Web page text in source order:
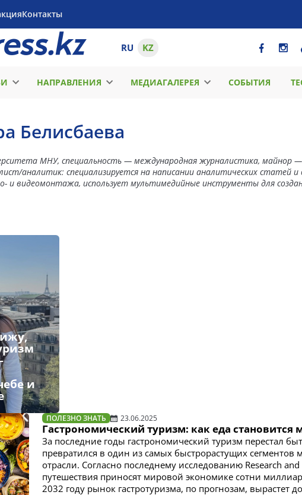
Контакты
RU KZ
НАПРАВЛЕНИЯ МЕДИАГАЛЕРЕЯ СОБЫТИЯ
Белисбаева
МНУ, специальность — международная журналистика, майнор
аналитик: специализируется на написании аналитических статей
и видеомонтажа, использует мультимедийные инструменты для
и
ПОЛЕЗНО ЗНАТЬ 23.06.2025
Гастрономический туризм: как еда становится
За последние годы гастрономический туризм перестал
превратился в один из самых быстрорастущих сегментов
отрасли. Согласно последнему исследованию Research
путешествия приносят мировой экономике сотни
2032 году рынок гастротуризма, по прогнозам, вырастет